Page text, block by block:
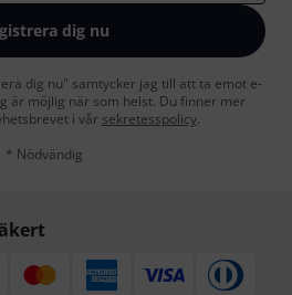
dig nu
dig nu" samtycker jag till att ta emot e-
är möjlig när som helst. Du finner mer
i vår sekretesspolicy.
* Nödvändig